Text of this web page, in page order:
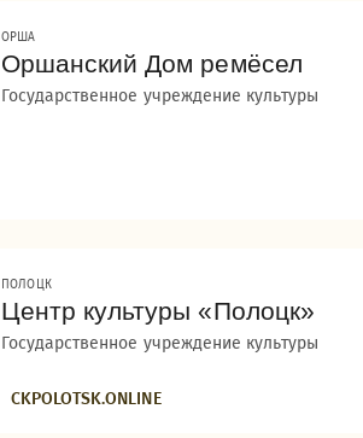
ОРША
Оршанский Дом ремёсел
Государственное учреждение культуры
ПОЛОЦК
Центр культуры «Полоцк»
Государственное учреждение культуры
CKPOLOTSK.ONLINE